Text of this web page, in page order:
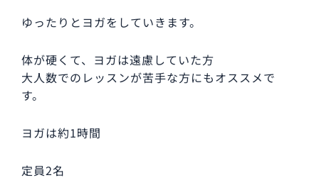
ゆったりとヨガをしていきます。
体が硬くて、ヨガは遠慮していた方
大人数でのレッスンが苦手な方にもオススメで
す。
ヨガは約1時間
定員2名